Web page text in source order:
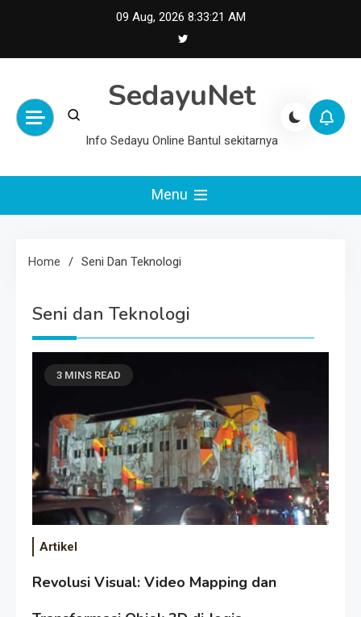
09 Aug, 2026 8:33:22 AM
SedayuNet
Info Sedayu Online Bantul sekitarnya
Menu
Home Seni Dan Teknologi
Seni dan Teknologi
3 MINS READ
Artikel
Revolusi Visual: Video Mapping dan